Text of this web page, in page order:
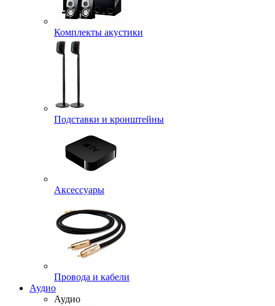
Комплекты акустики
Подставки и кронштейны
Аксессуары
Провода и кабели
Аудио
Аудио